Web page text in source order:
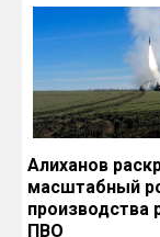
Алиханов
масштабный
производства
ПВО